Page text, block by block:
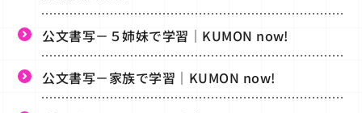
公文書写－５姉妹で学習｜KUMON now!
公文書写－家族で学習｜KUMON now!